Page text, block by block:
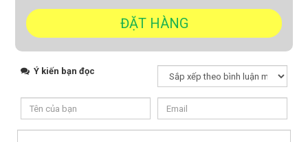
Ý kiến bạn đọc